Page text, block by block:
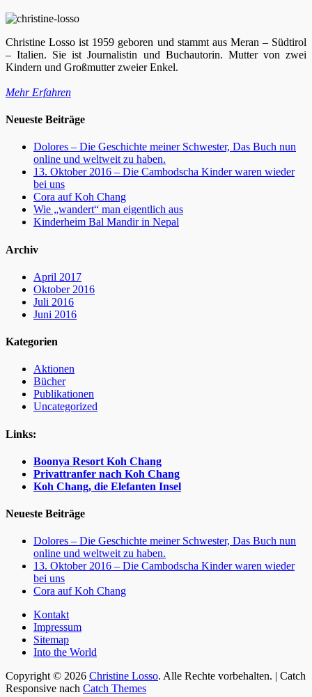
Christine Losso ist 1959 geboren und stammt aus Meran – Südtirol
– Italien. Sie ist Journalistin und Buchautorin. Mutter von zwei
Kindern und Großmutter zweier Enkel.
Mehr Erfahren
Facebook
Twitter
WordPress
Website
Neueste Beiträge
Dolores – Die Geschichte meiner Schwester, Das Buch nun
online und weltweit zu haben.
13. Oktober 2016 – Die Cambodscha Kinder waren wieder
bei uns
Cora auf Koh Chang
Wie „wandert“ man eigentlich aus
Kinderheim Bal Mandir in Nepal
Archiv
April 2017
Oktober 2016
Juli 2016
Juni 2016
Kategorien
Aktionen
Bücher
Publikationen
Uncategorized
Links:
Boonya Resort Koh Chang
Privattranfer nach Koh Chang
Koh Chang, die Elefanten Insel
Neueste Beiträge
Dolores – Die Geschichte meiner Schwester, Das Buch nun
online und weltweit zu haben.
13. Oktober 2016 – Die Cambodscha Kinder waren wieder
bei uns
Cora auf Koh Chang
Kontakt
Impressum
Sitemap
Into the World
Facebook
Twitter
WordPress
Website
Copyright © 2026 Christine Losso. Alle Rechte vorbehalten. | Catch
Responsive nach Catch Themes